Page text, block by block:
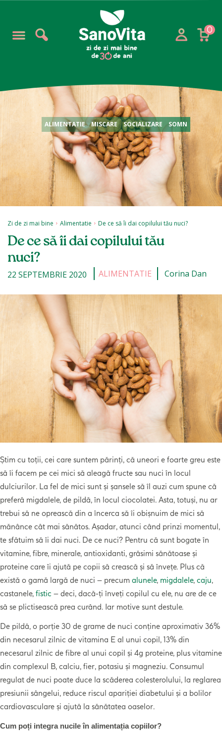
0
ALIMENTATIE MISCARE SOCIALIZARE SOMN
Zi de zi mai bine Alimentatie De ce să îi dai copilului tău nuci?
De ce să îi dai copilului tău
nuci?
22 SEPTEMBRIE 2020 ALIMENTATIE Corina Dan
Știm cu toții, cei care suntem părinți, că uneori e foarte greu este
să îi facem pe cei mici să aleagă fructe sau nuci în locul
dulciurilor. La fel de mici sunt și șansele să îl auzi cum spune că
preferă migdalele, de pildă, în locul ciocolatei. Asta, totuși, nu ar
trebui să ne oprească din a încerca să îi obișnuim de mici să
mănânce cât mai sănătos. Așadar, atunci când prinzi momentul,
te sfătuim să îi dai nuci. De ce nuci? Pentru că sunt bogate în
vitamine, fibre, minerale, antioxidanti, grăsimi sănătoase și
proteine care îi ajută pe copii să crească și să învețe. Plus că
există o gamă largă de nuci – precum alunele, migdalele, caju,
castanele, fistic – deci, dacă-ți înveți copilul cu ele, nu are de ce
să se plictisească prea curând. Iar motive sunt destule.
De pildă, o porție 30 de grame de nuci conține aproximativ 36%
din necesarul zilnic de vitamina E al unui copil, 13% din
necesarul zilnic de fibre al unui copil și 4g proteine, plus vitamine
din complexul B, calciu, fier, potasiu și magneziu. Consumul
regulat de nuci poate duce la scăderea colesterolului, la reglarea
presiunii sângelui, reduce riscul apariției diabetului și a bolilor
cardiovasculare și ajută la sănătatea oaselor.
Cum poți integra nucile în alimentația copiilor?